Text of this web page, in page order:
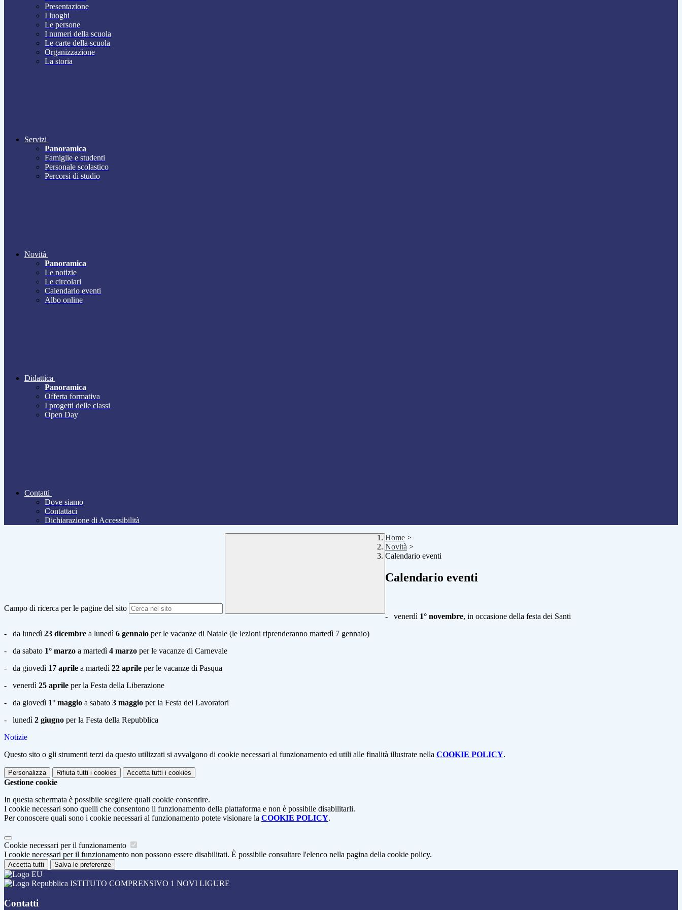
Presentazione
I luoghi
Le persone
I numeri della scuola
Le carte della scuola
Organizzazione
La storia
Servizi
Panoramica
Famiglie e studenti
Personale scolastico
Percorsi di studio
Novità
Panoramica
Le notizie
Le circolari
Calendario eventi
Albo online
Didattica
Panoramica
Offerta formativa
I progetti delle classi
Open Day
Contatti
Dove siamo
Contattaci
Dichiarazione di Accessibilità
Campo di ricerca per le pagine del sito
Home >
Novità >
Calendario eventi
Calendario eventi
- venerdì 1° novembre, in occasione della festa dei Santi
- da lunedì 23 dicembre a lunedì 6 gennaio per le vacanze di Natale (le lezioni riprenderanno martedì 7 gennaio)
- da sabato 1° marzo a martedì 4 marzo per le vacanze di Carnevale
- da giovedì 17 aprile a martedì 22 aprile per le vacanze di Pasqua
- venerdì 25 aprile per la Festa della Liberazione
- da giovedì 1° maggio a sabato 3 maggio per la Festa dei Lavoratori
- lunedì 2 giugno per la Festa della Repubblica
Notizie
Questo sito o gli strumenti terzi da questo utilizzati si avvalgono di cookie necessari al funzionamento ed utili alle finalità illustrate nella COOKIE POLICY.
Personalizza Rifiuta tutti i cookies Accetta tutti i cookies
Gestione cookie
In questa schermata è possibile scegliere quali cookie consentire.
I cookie necessari sono quelli che consentono il funzionamento della piattaforma e non è possibile disabilitarli.
Per conoscere quali sono i cookie necessari al funzionamento potete visionare la COOKIE POLICY.
Cookie necessari per il funzionamento
I cookie necessari per il funzionamento non possono essere disabilitati. È possibile consultare l'elenco nella pagina della cookie policy.
Accetta tutti Salva le preferenze
ISTITUTO COMPRENSIVO 1 NOVI LIGURE
Contatti